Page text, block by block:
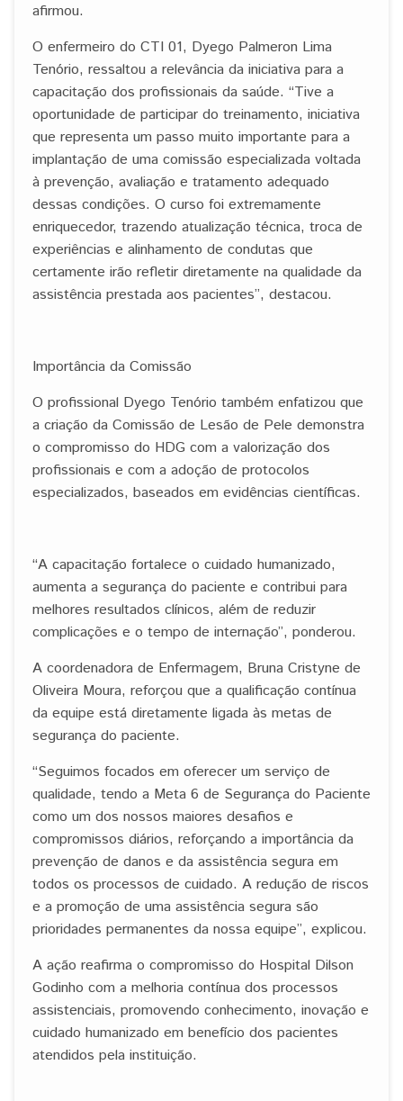
afirmou.
O enfermeiro do CTI 01, Dyego Palmeron Lima
Tenório, ressaltou a relevância da iniciativa para a
capacitação dos profissionais da saúde. “Tive a
oportunidade de participar do treinamento, iniciativa
que representa um passo muito importante para a
implantação de uma comissão especializada voltada
à prevenção, avaliação e tratamento adequado
dessas condições. O curso foi extremamente
enriquecedor, trazendo atualização técnica, troca de
experiências e alinhamento de condutas que
certamente irão refletir diretamente na qualidade da
assistência prestada aos pacientes”, destacou.
Importância da Comissão
O profissional Dyego Tenório também enfatizou que
a criação da Comissão de Lesão de Pele demonstra
o compromisso do HDG com a valorização dos
profissionais e com a adoção de protocolos
especializados, baseados em evidências científicas.
“A capacitação fortalece o cuidado humanizado,
aumenta a segurança do paciente e contribui para
melhores resultados clínicos, além de reduzir
complicações e o tempo de internação”, ponderou.
A coordenadora de Enfermagem, Bruna Cristyne de
Oliveira Moura, reforçou que a qualificação contínua
da equipe está diretamente ligada às metas de
segurança do paciente.
“Seguimos focados em oferecer um serviço de
qualidade, tendo a Meta 6 de Segurança do Paciente
como um dos nossos maiores desafios e
compromissos diários, reforçando a importância da
prevenção de danos e da assistência segura em
todos os processos de cuidado. A redução de riscos
e a promoção de uma assistência segura são
prioridades permanentes da nossa equipe”, explicou.
A ação reafirma o compromisso do Hospital Dilson
Godinho com a melhoria contínua dos processos
assistenciais, promovendo conhecimento, inovação e
cuidado humanizado em benefício dos pacientes
atendidos pela instituição.